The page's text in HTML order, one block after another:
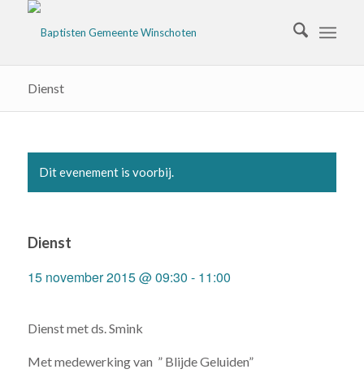
Dienst
Dit evenement is voorbij.
Dienst
15 november 2015 @ 09:30 - 11:00
Dienst met ds. Smink
Met medewerking van ” Blijde Geluiden”